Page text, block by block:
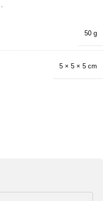
50 g
5 × 5 × 5 cm